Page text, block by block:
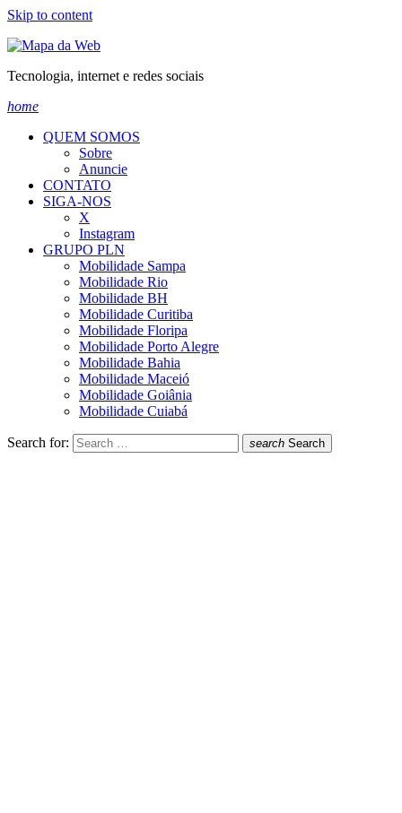
Skip to content
Tecnologia, internet e redes sociais
home
QUEM SOMOS
Sobre
Anuncie
CONTATO
SIGA-NOS
X
Instagram
GRUPO PLN
Mobilidade Sampa
Mobilidade Rio
Mobilidade BH
Mobilidade Curitiba
Mobilidade Floripa
Mobilidade Porto Alegre
Mobilidade Bahia
Mobilidade Maceió
Mobilidade Goiânia
Mobilidade Cuiabá
Search for: search Search